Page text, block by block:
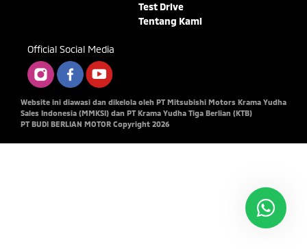
Test Drive
Tentang Kami
Official Social Media
Website ini diawasi dan dikelola oleh PT Mitsubishi Motors Krama Yudha
Sales Indonesia (MMKSI) dan PT Krama Yudha Tiga Berlian (KTB)
PT BUDI BERLIAN MOTOR Copyright 2026